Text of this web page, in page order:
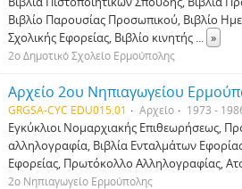
Βιβλίο Παρουσίας Προσωπικού, Βιβλίο
Σχολικής Εφορείας, Βιβλίο κινητής ... »
2ο Δημοτικό Σχολείο Ερμούπολης
Αρχείο 2ου Νηπιαγωγείου
GRGSA-CYC EDU015.01 Αρχείο 1973 -
Εγκύκλιοι Νομαρχιακής Επιθεωρήσεως,
αλληλογραφία, Βιβλία Ενταλμάτων
Εφορείας, Πρωτόκολλο Αλληλογραφίας,
2ο Νηπιαγωγείο Ερμούπολης